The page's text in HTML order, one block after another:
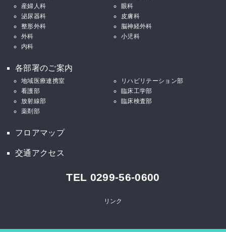
産婦人科
眼科
泌尿器科
皮膚科
整形外科
脳神経外科
外科
小児科
内科
各部署のご案内
地域医療連携室
リハビリテーション部
看護部
臨床工学部
放射線部
臨床検査部
薬剤部
フロアマップ
交通アクセス
TEL 0299-56-0600
リンク